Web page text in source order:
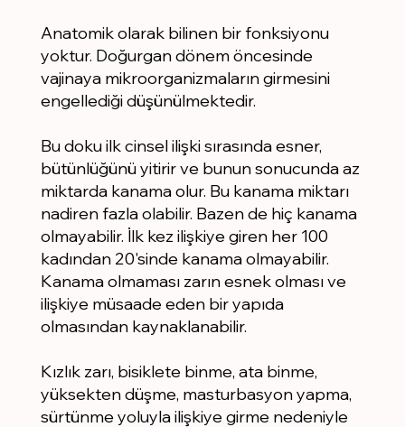
Anatomik olarak bilinen bir fonksiyonu
yoktur. Doğurgan dönem öncesinde
vajinaya mikroorganizmaların girmesini
engellediği düşünülmektedir.
Bu doku ilk cinsel ilişki sırasında esner,
bütünlüğünü yitirir ve bunun sonucunda az
miktarda kanama olur. Bu kanama miktarı
nadiren fazla olabilir. Bazen de hiç kanama
olmayabilir. İlk kez ilişkiye giren her 100
kadından 20'sinde kanama olmayabilir.
Kanama olmaması zarın esnek olması ve
ilişkiye müsaade eden bir yapıda
olmasından kaynaklanabilir.
Kızlık zarı, bisiklete binme, ata binme,
yüksekten düşme, masturbasyon yapma,
sürtünme yoluyla ilişkiye girme nedeniyle